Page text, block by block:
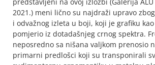
2021.) meni lično su najdraži upravo
i odvažnog izleta u boji, koji je grafiku
pomjerio iz dotadašnjeg crnog spektra.
neposredno sa nišana valjkom prenosio
primarni predlošci koji su transponirali